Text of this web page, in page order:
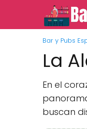
Bar y Pubs
La
En el
buscan